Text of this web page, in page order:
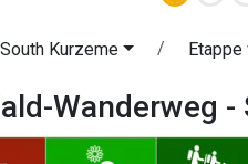
South Kurzeme Etappe
Wanderweg -